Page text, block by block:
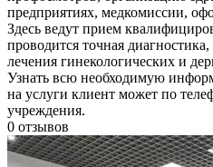
предприятиях, медкомиссии,
Здесь ведут прием
проводится точная
лечения гинекологических и
Узнать всю необходимую
на услуги клиент может по
учреждения.
0 отзывов